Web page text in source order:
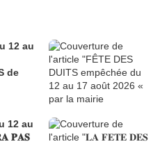
12 au
12 au
𝐏𝐀𝐒